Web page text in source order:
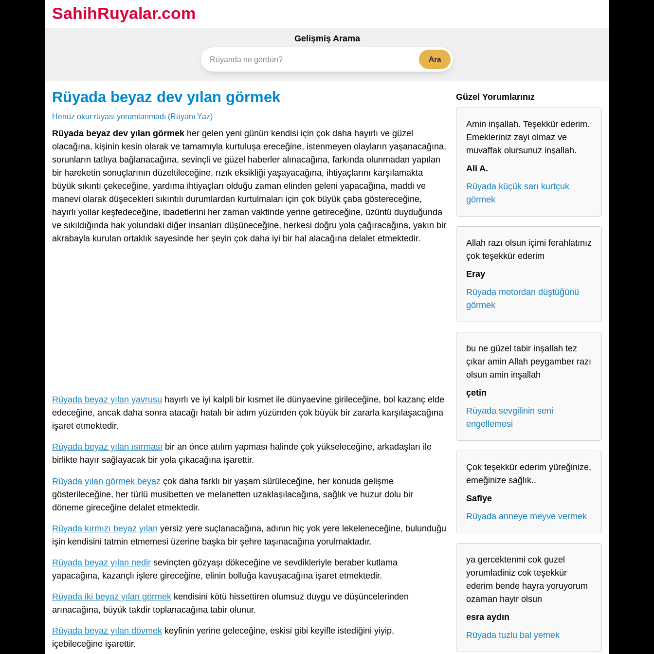
SahihRuyalar.com
Gelişmiş Arama
Ara
Rüyada beyaz dev yılan görmek
Henüz okur rüyası yorumlanmadı (Rüyanı Yaz)
Rüyada beyaz dev yılan görmek her gelen yeni günün kendisi için çok daha hayırlı ve güzel
olacağına, kişinin kesin olarak ve tamamıyla kurtuluşa ereceğine, istenmeyen olayların yaşanacağına,
sorunların tatlıya bağlanacağına, sevinçli ve güzel haberler alınacağına, farkında olunmadan yapılan
bir hareketin sonuçlarının düzeltileceğine, rızık eksikliği yaşayacağına, ihtiyaçlarını karşılamakta
büyük sıkıntı çekeceğine, yardıma ihtiyaçları olduğu zaman elinden geleni yapacağına, maddi ve
manevi olarak düşecekleri sıkıntılı durumlardan kurtulmaları için çok büyük çaba göstereceğine,
hayırlı yollar keşfedeceğine, ibadetlerini her zaman vaktinde yerine getireceğine, üzüntü duyduğunda
ve sıkıldığında hak yolundaki diğer insanları düşüneceğine, herkesi doğru yola çağıracağına, yakın bir
akrabayla kurulan ortaklık sayesinde her şeyin çok daha iyi bir hal alacağına delalet etmektedir.
Rüyada beyaz yılan yavrusu hayırlı ve iyi kalpli bir kısmet ile dünyaevine girileceğine, bol kazanç elde
edeceğine, ancak daha sonra atacağı hatalı bir adım yüzünden çok büyük bir zararla karşılaşacağına
işaret etmektedir.
Rüyada beyaz yılan ısırması bir an önce atılım yapması halinde çok yükseleceğine, arkadaşları ile
birlikte hayır sağlayacak bir yola çıkacağına işarettir.
Rüyada yılan görmek beyaz çok daha farklı bir yaşam sürüleceğine, her konuda gelişme
gösterileceğine, her türlü musibetten ve melanetten uzaklaşılacağına, sağlık ve huzur dolu bir
döneme gireceğine delalet etmektedir.
Rüyada kırmızı beyaz yılan yersiz yere suçlanacağına, adının hiç yok yere lekeleneceğine, bulunduğu
işin kendisini tatmin etmemesi üzerine başka bir şehre taşınacağına yorulmaktadır.
Rüyada beyaz yılan nedir sevinçten gözyaşı dökeceğine ve sevdikleriyle beraber kutlama
yapacağına, kazançlı işlere gireceğine, elinin bolluğa kavuşacağına işaret etmektedir.
Rüyada iki beyaz yılan görmek kendisini kötü hissettiren olumsuz duygu ve düşüncelerinden
arınacağına, büyük takdir toplanacağına tabir olunur.
Rüyada beyaz yılan dövmek keyfinin yerine geleceğine, eskisi gibi keyifle istediğini yiyip,
içebileceğine işarettir.
Güzel Yorumlarınız
Amin inşallah. Teşekkür ederim.
Emekleriniz zayi olmaz ve
muvaffak olursunuz inşallah.
Ali A.
Rüyada küçük sarı kurtçuk
görmek
Allah razı olsun içimi ferahlatınız
çok teşekkür ederim
Eray
Rüyada motordan düştüğünü
görmek
bu ne güzel tabir inşallah tez
çıkar amin Allah peygamber razı
olsun amin inşallah
çetin
Rüyada sevgilinin seni
engellemesi
Çok teşekkür ederim yüreğinize,
emeğinize sağlık..
Safiye
Rüyada anneye meyve vermek
ya gercektenmi cok guzel
yorumladiniz cok teşekkür
ederim bende hayra yoruyorum
ozaman hayir olsun
esra aydın
Rüyada tuzlu bal yemek